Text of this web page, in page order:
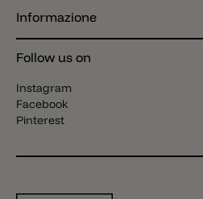
Follow us on
Instagram
Facebook
Pinterest
Informazione